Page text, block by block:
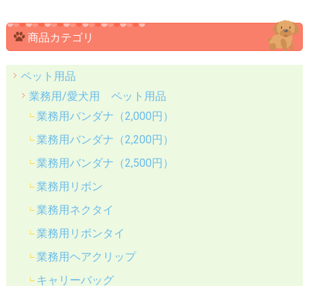
商品カテゴリ
ペット用品
業務用/愛犬用 ペット用品
業務用バンダナ（2,000円）
業務用バンダナ（2,200円）
業務用バンダナ（2,500円）
業務用リボン
業務用ネクタイ
業務用リボンタイ
業務用ヘアクリップ
キャリーバッグ